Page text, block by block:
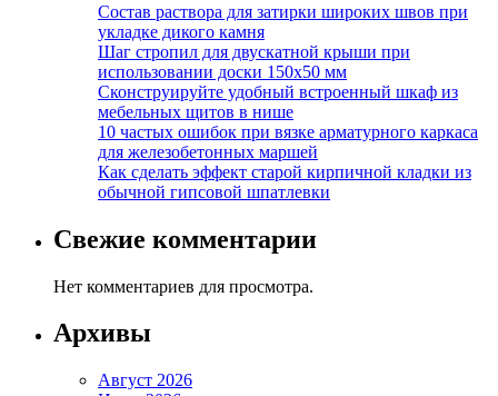
Состав раствора для затирки широких швов при
укладке дикого камня
Шаг стропил для двускатной крыши при
использовании доски 150х50 мм
Сконструируйте удобный встроенный шкаф из
мебельных щитов в нише
10 частых ошибок при вязке арматурного каркаса
для железобетонных маршей
Как сделать эффект старой кирпичной кладки из
обычной гипсовой шпатлевки
Свежие комментарии
Нет комментариев для просмотра.
Архивы
Август 2026